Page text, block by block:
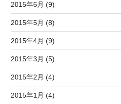
2015年6月 (9)
2015年5月 (8)
2015年4月 (9)
2015年3月 (5)
2015年2月 (4)
2015年1月 (4)